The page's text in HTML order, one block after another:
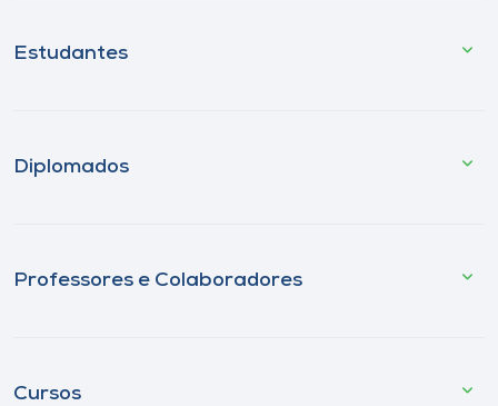
Estudantes
Diplomados
Professores e Colaboradores
Cursos